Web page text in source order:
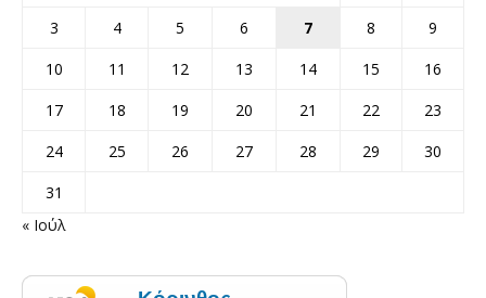
3
4 5 6 7 8
9
10
11 12 13 14 15
16
17
18 19 20 21 22
23
24
25 26 27 28 29
30
31
« Ιούλ